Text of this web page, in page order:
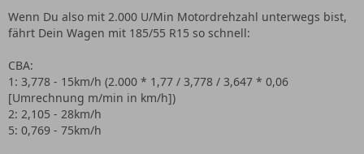
Wenn Du also mit 2.000 U/Min Motordrehzahl unterwegs bist,
fährt Dein Wagen mit 185/55 R15 so schnell:
CBA:
1: 3,778 - 15km/h (2.000 * 1,77 / 3,778 / 3,647 * 0,06
[Umrechnung m/min in km/h])
2: 2,105 - 28km/h
5: 0,769 - 75km/h